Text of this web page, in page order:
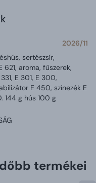
2026/11
sertészsír,
621, aroma, fűszerek,
E 301, E 300,
E 450, színezék E
144 g hús 100 g
termékei